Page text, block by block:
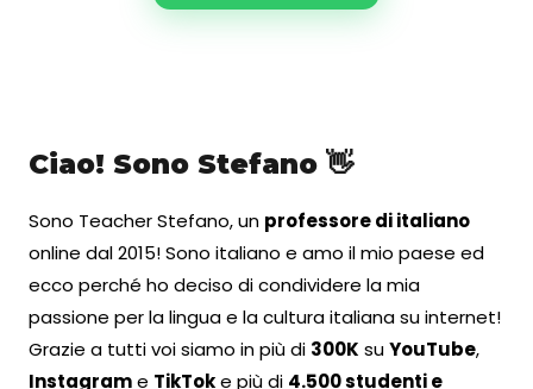
Ciao! Sono Stefano 👋
Sono Teacher Stefano, un professore di italiano
online dal 2015! Sono italiano e amo il mio paese ed
ecco perché ho deciso di condividere la mia
passione per la lingua e la cultura italiana su internet!
Grazie a tutti voi siamo in più di 300K suYouTube,
Instagrame TikToke più di 4.500 studenti e